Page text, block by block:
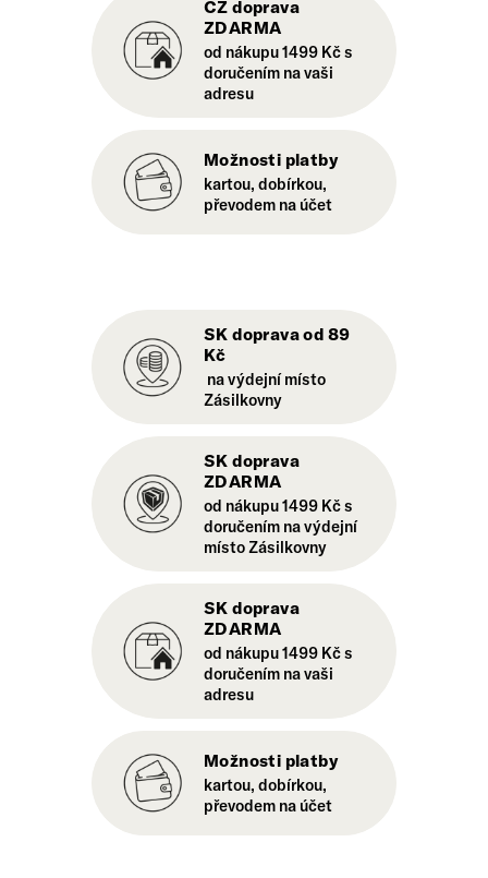
CZ doprava
ZDARMA
od nákupu 1499 Kč s
doručením na vaši
adresu
Možnosti platby
kartou, dobírkou,
převodem na účet
SK doprava od 89
Kč
na výdejní místo
Zásilkovny
SK doprava
ZDARMA
od nákupu 1499 Kč s
doručením na výdejní
místo Zásilkovny
SK doprava
ZDARMA
od nákupu 1499 Kč s
doručením na vaši
adresu
Možnosti platby
kartou, dobírkou,
převodem na účet